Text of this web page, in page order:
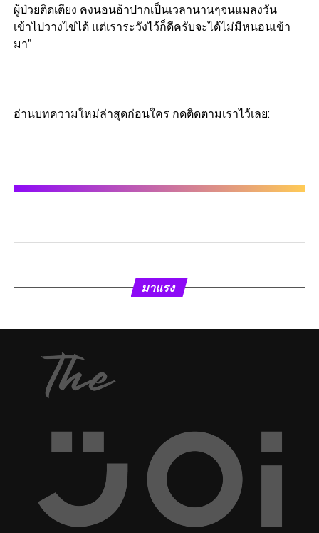
ผู้ป่วยติดเตียง คงนอนอ้าปากเป็นเวลานานๆจนแมลงวัน
เข้าไปวางไข่ได้ แต่เราระวังไว้ก็ดีครับจะได้ไม่มีหนอนเข้า
มา”
อ่านบทความใหม่ล่าสุดก่อนใคร กดติดตามเราไว้เลย:
มาแรง